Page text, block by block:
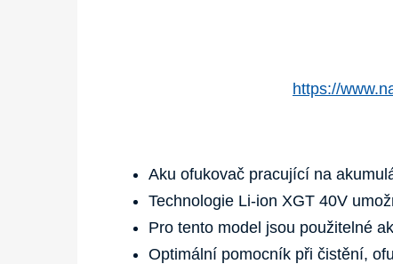
https://
Aku ofukovač pracující na
Technologie Li-ion XGT 40V
Pro tento model jsou použitelné
Optimální pomocník při čistění,